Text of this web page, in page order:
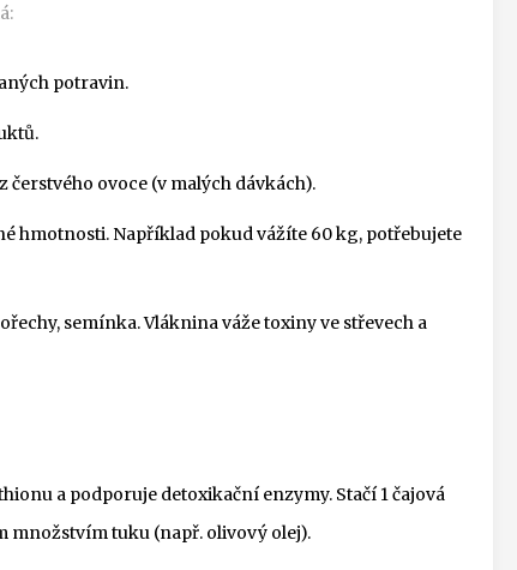
potravin.
čerstvého ovoce (v malých dávkách).
hmotnosti. Například pokud vážíte 60 kg, potřebujete
semínka. Vláknina váže toxiny ve střevech a
a podporuje detoxikační enzymy. Stačí 1 čajová
množstvím tuku (např. olivový olej).